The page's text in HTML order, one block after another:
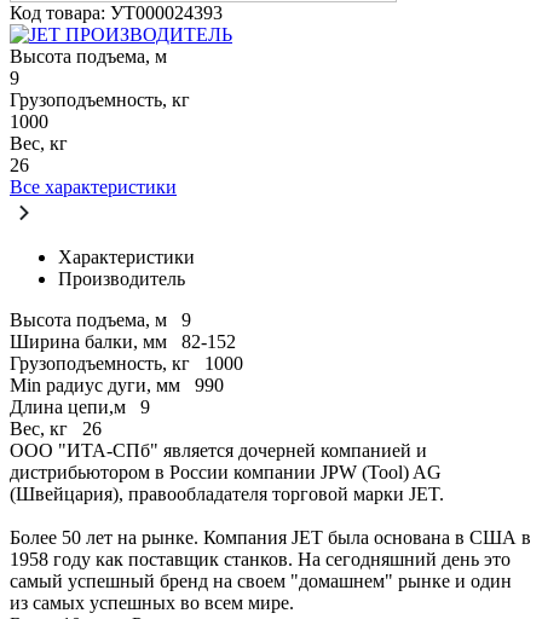
Код товара: УТ000024393
ПРОИЗВОДИТЕЛЬ
Высота подъема, м
9
Грузоподъемность, кг
1000
Вес, кг
26
Все характеристики
Характеристики
Производитель
Высота подъема, м
9
Ширина балки, мм
82-152
Грузоподъемность, кг
1000
Min радиус дуги, мм
990
Длина цепи,м
9
Вес, кг
26
ООО "ИТА-СПб" является дочерней компанией и
дистрибьютором в России компании JPW (Tool) AG
(Швейцария), правообладателя торговой марки JET.
Более 50 лет на рынке. Компания JЕТ была основана в США в
1958 году как поставщик станков. На сегодняшний день это
самый успешный бренд на своем "домашнем" рынке и один
из самых успешных во всем мире.